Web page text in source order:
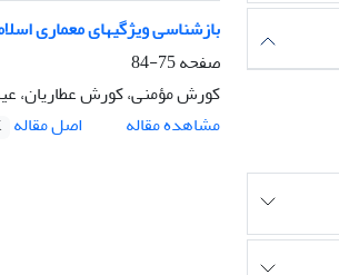
بازشناسی ویژگیهای معماری
صفحه75-84
کورش مؤمنی، کورش عطاریان،
مشاهده مقاله
اصل مقاله